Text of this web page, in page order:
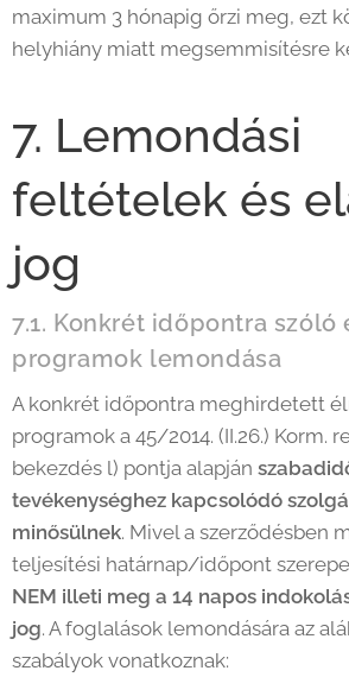
maximum 3 hónapig őrzi meg, ezt
helyhiány miatt megsemmisítésre
7. Lemondási
feltételek és
jog
7.1. Konkrét időpontra
programok lemondása
A konkrét időpontra meghirdetett
programok a 45/2014. (II.26.) Korm.
bekezdés l) pontja alapján
tevékenységhez kapcsolódó
minősülnek. Mivel a szerződésben
teljesítési határnap/időpont
NEM illeti meg a 14 napos
jog. A foglalások lemondására az
szabályok vonatkoznak: